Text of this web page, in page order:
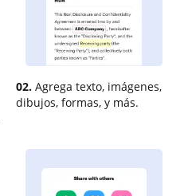
02. Agrega texto, imágenes,
dibujos, formas, y más.